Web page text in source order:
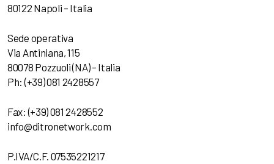
80122 Napoli – Italia
Sede operativa
Via Antiniana, 115
80078 Pozzuoli (NA) – Italia
Ph: (+39) 081 2428557
Fax: (+39) 081 2428552
info@ditronetwork.com
P.IVA/C.F. 07535221217